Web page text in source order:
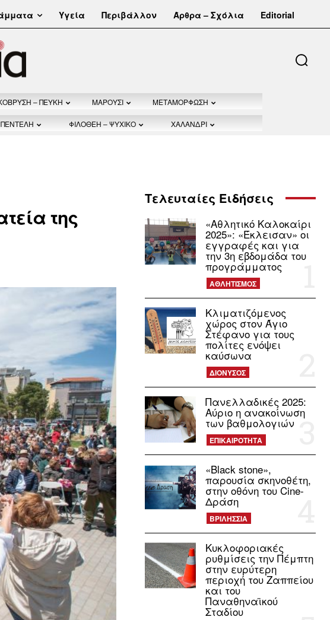
Υγεία Περιβάλλον Άρθρα – Σχόλια Editorial
– ΠΕΥΚΗ ΜΑΡΟΥΣΙ ΜΕΤΑΜΟΡΦΩΣΗ
ΠΕΝΤΕΛΗ ΦΙΛΟΘΕΗ – ΨΥΧΙΚΟ ΧΑΛΑΝΔΡΙ
της
Τελευταίες Ειδήσεις
«Αθλητικό Καλοκαίρι
2025»: «Έκλεισαν» οι
εγγραφές και για
την 3η εβδομάδα του
προγράμματος
ΑΘΛΗΤΙΣΜΟΣ
Κλιματιζόμενος
χώρος στον Άγιο
Στέφανο για τους
πολίτες ενόψει
καύσωνα
ΔΙΟΝΥΣΟΣ
Πανελλαδικές 2025:
Αύριο η ανακοίνωση
των βαθμολογιών
ΕΠΙΚΑΙΡΟΤΗΤΑ
«Black stone»,
παρουσία σκηνοθέτη,
στην οθόνη του Cine-
Δράση
ΒΡΙΛΗΣΣΙΑ
Κυκλοφοριακές
ρυθμίσεις την Πέμπτη
στην ευρύτερη
περιοχή του Ζαππείου
και του
Παναθηναϊκού
Σταδίου